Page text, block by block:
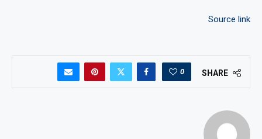
Source link
SHARE
0